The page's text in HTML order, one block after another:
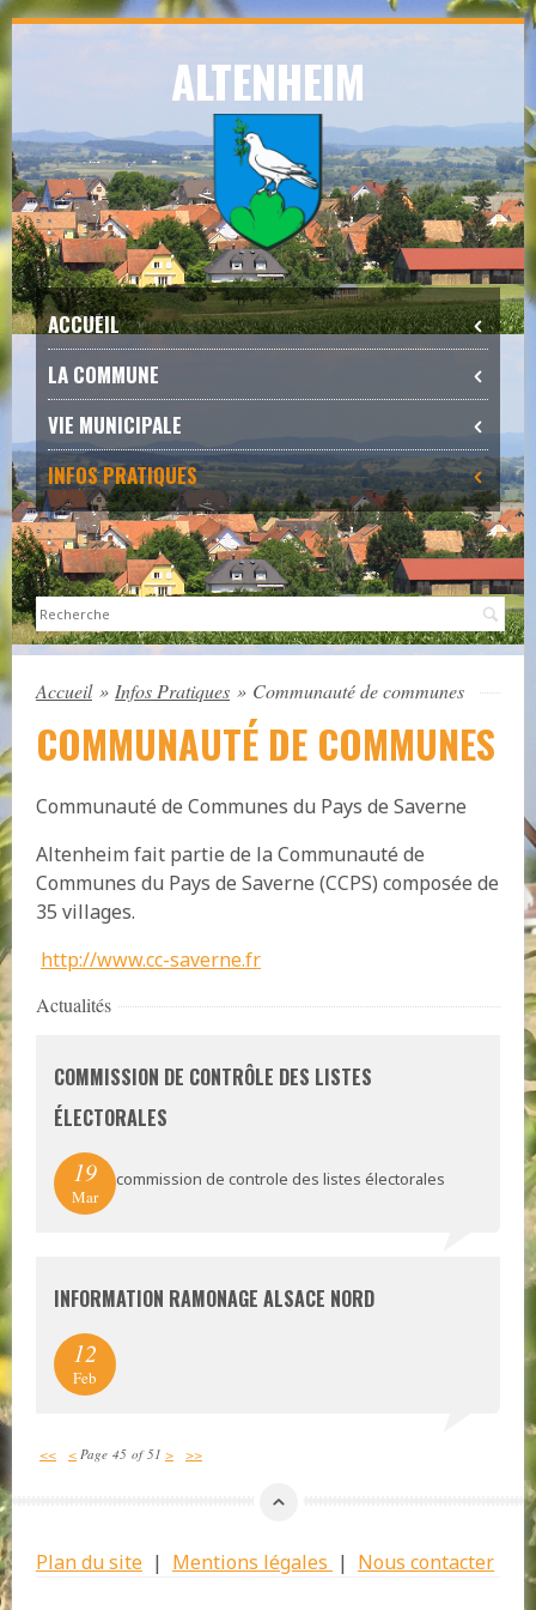
Skip
Skip
to
content
ALTENHEIM
ACCUEIL
LA COMMUNE
VIE MUNICIPALE
INFOS PRATIQUES
Accueil » Infos Pratiques » Communauté de communes
COMMUNAUTÉ DE COMMUNES
Communauté de Communes du Pays de Saverne
Altenheim fait partie de la Communauté de
Communes du Pays de Saverne (CCPS) composée de
35 villages.
http://www.cc-saverne.fr
Actualités
COMMISSION DE CONTRÔLE DES LISTES
ÉLECTORALES
19
Mar
commission de controle des listes électorales
INFORMATION RAMONAGE ALSACE NORD
12
Feb
<< < Page 45 of 51 > >>
Plan du site | Mentions légales | Nous contacter